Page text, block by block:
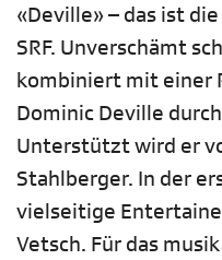
«Deville» – das ist
SRF. Unverschämt
kombiniert mit einer
Dominic Deville
Unterstützt wird er
Stahlberger. In der
vielseitige
Vetsch. Für das